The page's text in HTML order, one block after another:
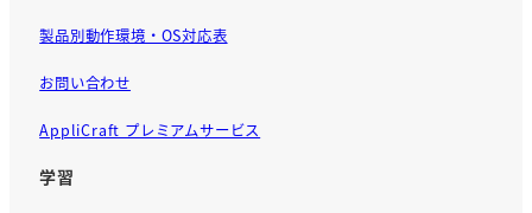
製品別動作環境・OS対応表
お問い合わせ
AppliCraft プレミアムサービス
学習